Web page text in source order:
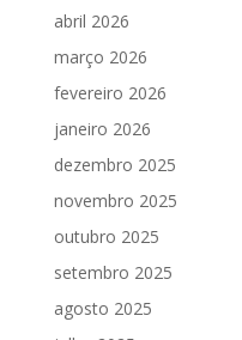
abril 2026
março 2026
fevereiro 2026
janeiro 2026
dezembro 2025
novembro 2025
outubro 2025
setembro 2025
agosto 2025